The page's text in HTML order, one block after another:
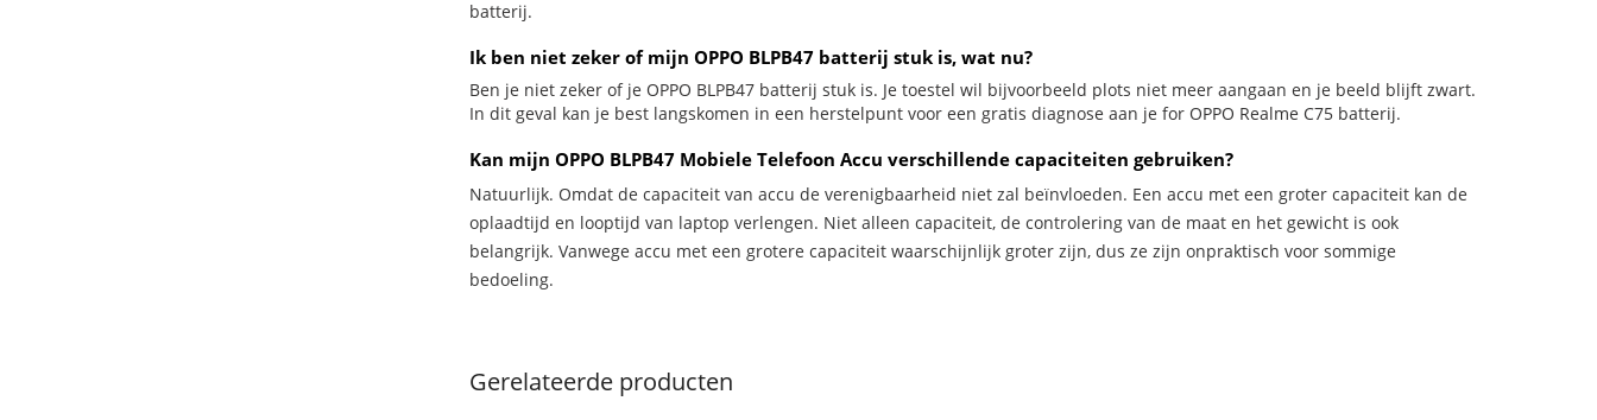
batterij.
Ik ben niet zeker of mijn OPPO BLPB47 batterij stuk is, wat nu?
Ben je niet zeker of je OPPO BLPB47 batterij stuk is. Je toestel wil bijvoorbeeld plots niet meer aangaan en je beeld blijft zwart.
In dit geval kan je best langskomen in een herstelpunt voor een gratis diagnose aan je for OPPO Realme C75 batterij.
Kan mijn OPPO BLPB47 Mobiele Telefoon Accu verschillende capaciteiten gebruiken?
Natuurlijk. Omdat de capaciteit van accu de verenigbaarheid niet zal beïnvloeden. Een accu met een groter capaciteit kan de
oplaadtijd en looptijd van laptop verlengen. Niet alleen capaciteit, de controlering van de maat en het gewicht is ook
belangrijk. Vanwege accu met een grotere capaciteit waarschijnlijk groter zijn, dus ze zijn onpraktisch voor sommige
bedoeling.
Gerelateerde producten